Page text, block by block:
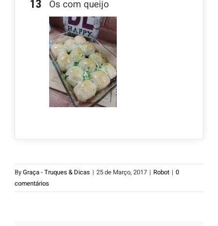
Os com queijo
ByGraça - Truques & Dicas | 25 de Março, 2017 | Robot | 0
comentários